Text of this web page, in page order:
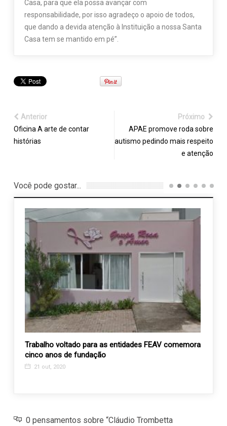
Casa, para que ela possa avançar com
responsabilidade, por isso agradeço o apoio de todos,
que dando a devida atenção à Instituição a nossa Santa
Casa tem se mantido em pé”.
Anterior
Oficina A arte de contar
histórias
Próximo
APAE promove roda sobre
autismo pedindo mais respeito
e atenção
Você pode gostar...
Trabalho voltado para as entidades FEAV comemora
cinco anos de fundação
21 out, 2020
0 pensamentos sobre “Cláudio Trombetta